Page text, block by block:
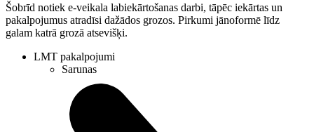
Šobrīd notiek e-veikala labiekārtošanas darbi, tāpēc iekārtas un
pakalpojumus atradīsi dažādos grozos. Pirkumi jānoformē līdz
galam katrā grozā atsevišķi.
LMT pakalpojumi
Sarunas